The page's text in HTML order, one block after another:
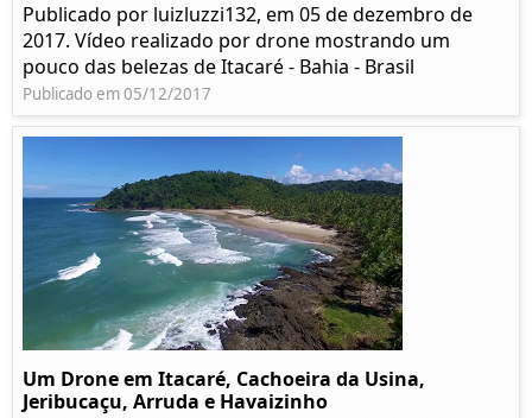
Publicado por luizluzzi132, em 05 de dezembro de
2017. Vídeo realizado por drone mostrando um
pouco das belezas de Itacaré - Bahia - Brasil
Publicado em 05/12/2017
Um Drone em Itacaré, Cachoeira da Usina,
Jeribucaçu, Arruda e Havaizinho